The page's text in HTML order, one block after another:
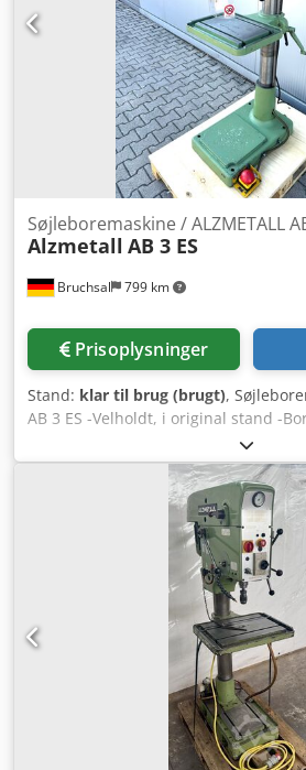
NØDSTOP-knap foran -
beholder - betjeningsvejledning
Bruchsal 799 km
Søjleboremaskine / ALZMETALL
Alzmetall AB 3 ES
Prisoplysninger
Stand: klar til brug (brugt),
AB 3 ES -Velholdt, i original stand -
maks. 35 mm -Udlæg ca. 280 mm -
470 mm -Boreslag ca. 180 mm -
-Trinløs hastighedsregulering -
1750 o/min -Boredybdeanslag -
Dodpoztffcsfx Ac Djck -Nødstop / sluk
hastighedsvisning -Borestykkeholder
L x B x H 1,2 x 0,8 x 2 meter / Vægt ca.